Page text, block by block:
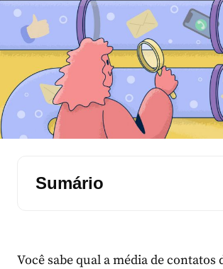
Sumário
Você sabe qual a média de contatos